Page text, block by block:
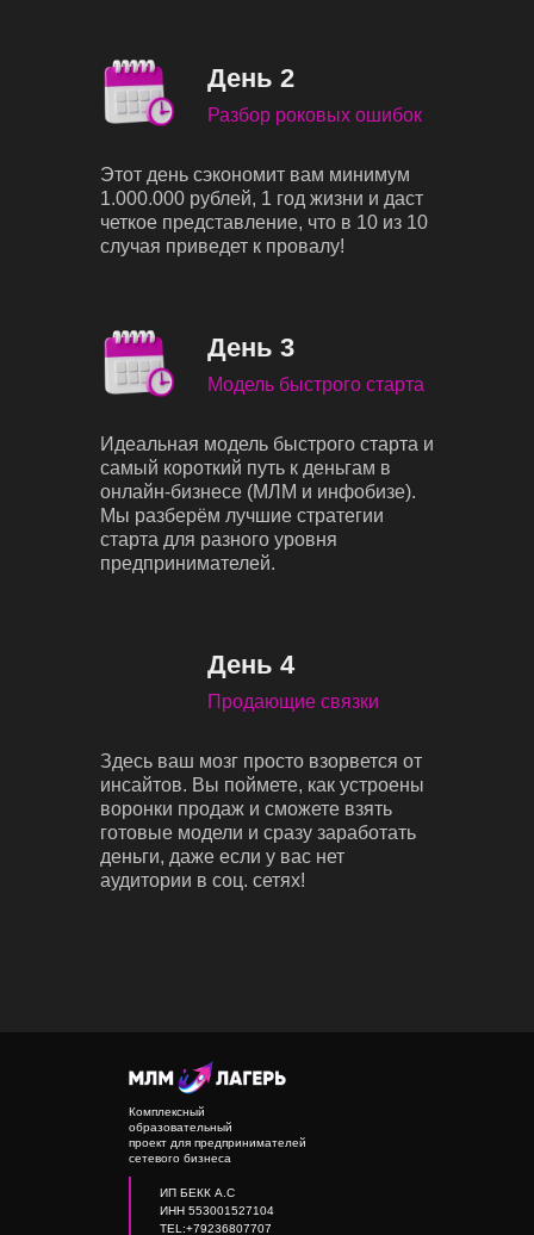
Здесь ваш мозг просто взорвется от
инсайтов. Вы поймете, как устроены
воронки продаж и сможете взять
готовые модели и сразу заработать
деньги, даже если у вас нет
аудитории в соц. сетях!
Идеальная модель быстрого старта и
самый короткий путь к деньгам в
онлайн-бизнесе (МЛМ и инфобизе).
Мы разберём лучшие стратегии
старта для разного уровня
предпринимателей.
Этот день сэкономит вам минимум
1.000.000 рублей, 1 год жизни и даст
четкое представление, что в 10 из 10
случая приведет к провалу!
День 4
День 3
День 2
Продающие связки
Модель быстрого старта
Разбор роковых ошибок
ИП БЕКК А.С
ИНН 553001527104
TEL:+79236807707
Комплексный
образовательный
проект для предпринимателей
сетевого бизнеса